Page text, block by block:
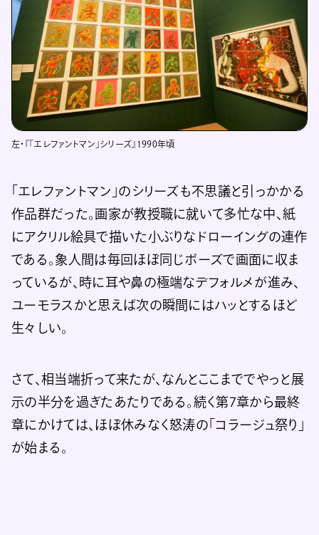
左・『「エレファントマン」シリーズ』1990年頃
「エレファントマン」のシリーズも不思議と引っかかる
作品群だった。画家が教授職に就いて多忙な中、紙
にアクリル絵具で描いた小ぶりなドローイングの連作
である。象人間は毎回ほぼ同じポーズで画面に収ま
っているが、時に耳や鼻の極端なデフォルメが進み、
ユーモラスかと思えば次の瞬間にはハッとするほど
生々しい。
さて、相当端折って来たが、なんとここまででやっと展
示の半分を過ぎたあたりである。続く第7章から最終
章にかけては、ほぼ休みなく怒涛の「コラージュ祭り」
が始まる。